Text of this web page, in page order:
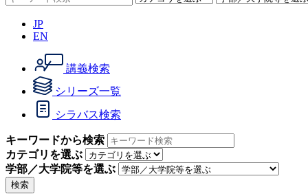
JP
EN
講義検索
シリーズ一覧
シラバス検索
キーワードから検索
カテゴリを選ぶ
学部／大学院等を選ぶ
検索